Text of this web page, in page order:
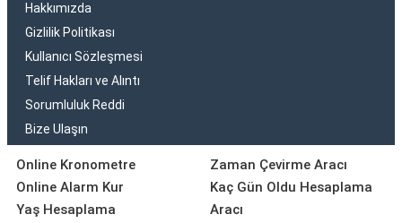
Hakkımızda
Gizlilik Politikası
Kullanıcı Sözleşmesi
Telif Hakları ve Alıntı
Sorumluluk Reddi
Bize Ulaşın
Online Kronometre
Online Alarm Kur
Yaş Hesaplama
Zaman Çevirme Aracı
Kaç Gün Oldu Hesaplama
Aracı